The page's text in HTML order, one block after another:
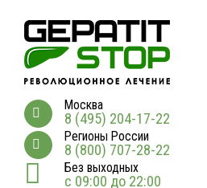
Москва
8 (495) 204-17-22
Регионы России
8 (800) 707-28-22
Без выходных
с 09:00 до 22:00